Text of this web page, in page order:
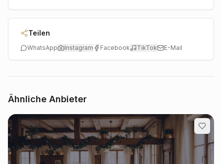
Teilen
WhatsApp Instagram Facebook TikTok E-Mail
Ähnliche Anbieter